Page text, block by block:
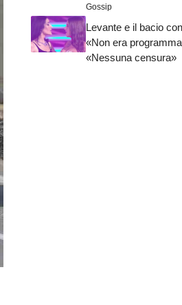
Gossip
Levante e il bacio
«Non era
«Nessuna censura»